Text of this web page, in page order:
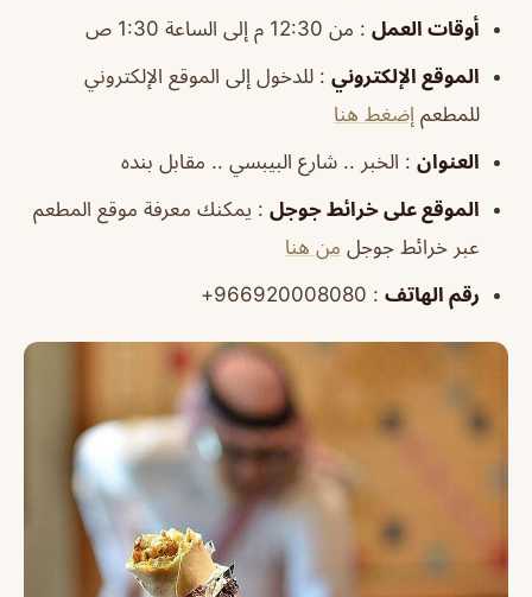
أوقات العمل : من 12:30 م إلى الساعة 1:30 ص
الموقع الإلكتروني : للدخول إلى الموقع الإلكتروني
للمطعم إضغط هنا
العنوان : الخبر .. شارع البيبسي .. مقابل بنده
الموقع على خرائط جوجل : يمكنك معرفة موقع المطعم
عبر خرائط جوجل من هنا
رقم الهاتف : 966920008080+